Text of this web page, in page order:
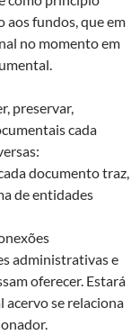
fundos, que em
no momento em
preservar,
cada
documento traz,
de entidades
administrativas e
oferecer. Estará
acervo se relaciona